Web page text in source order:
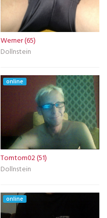
Werner (65)
Dollnstein
online
Tomtom02 (51)
Dollnstein
online